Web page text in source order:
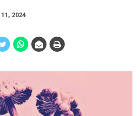
2024